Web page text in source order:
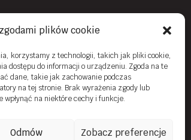
plików cookie
korzystamy z technologii, takich jak pliki cookie,
dostępu do informacji o urządzeniu. Zgoda na te
dane, takie jak zachowanie podczas
na tej stronie. Brak wyrażenia zgody lub
na niektóre cechy i funkcje.
Odmów Zobacz preferencje
online